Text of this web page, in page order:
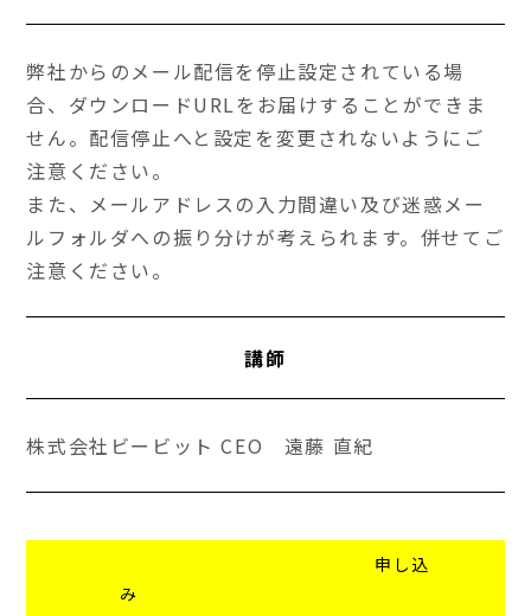
弊社からのメール配信を停止設定されている場
合、ダウンロードURLをお届けすることができま
せん。配信停止へと設定を変更されないようにご
注意ください。
また、メールアドレスの入力間違い及び迷惑メー
ルフォルダへの振り分けが考えられます。併せてご
注意ください。
講師
株式会社ビービット CEO 遠藤 直紀
申し込
み